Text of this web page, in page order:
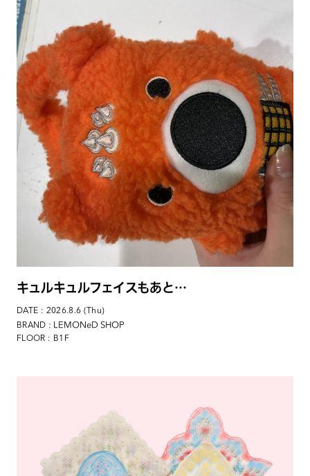
キュルキュルフェイスもあと…
DATE : 2026.8.6 (Thu)
BRAND : LEMONeD SHOP
FLOOR : B1F